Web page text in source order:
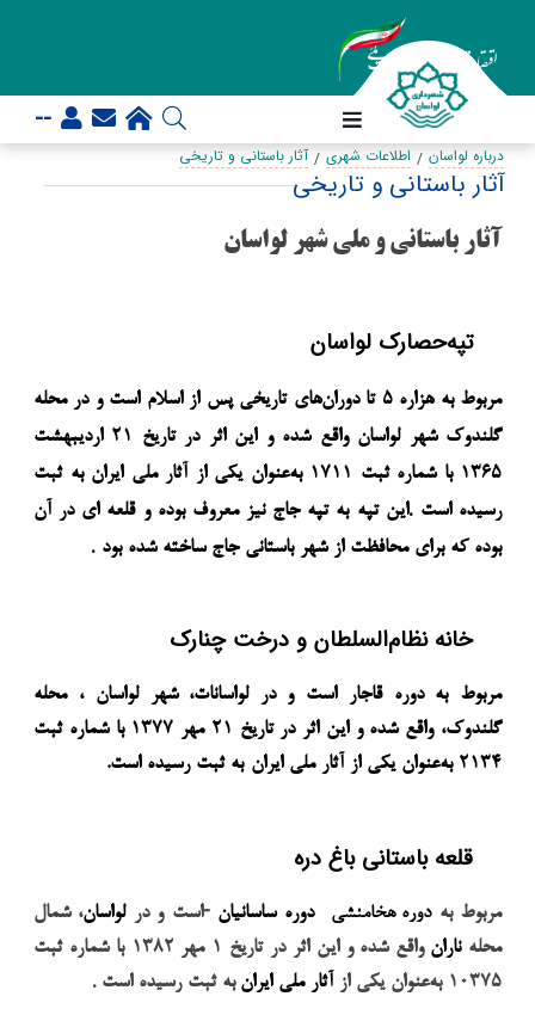
--
درباره لواسان اطلاعات شهری آثار باستانی و تاریخی
آثار باستانی و تاریخی
آثار باستانی و ملی شهر لواسان
تپه‌حصارک لواسان
مربوط به هزاره۵ تادوران‌های تاریخی پس از اسلام است و در محله
گلندوک شهرلواسان واقع شده و این اثر در تاریخ ۲۱ اردیبهشت
۱۳۶۵ با شماره ثبت ۱۷۱۱ به‌عنوان یکی از آثار ملی ایران به ثبت
رسیده است .این تپه به تپهجاج نیز معروف بوده و قلعه ای در آن
بوده که برای محافظت از شهر باستانیجاج ساخته شده بود .
خانه نظام‌السلطان و درخت چنارک
مربوط بهدوره قاجار است و درلواسانات، شهرلواسان
، محله
گلندوک، واقع شده و این اثر در تاریخ ۲۱ مهر ۱۳۷۷ با شماره ثبت
۲۱۳۴ به‌عنوان یکی از آثار ملی ایران به ثبت رسیده است.
قلعه باستانی باغ دره
مربوط بهدوره هخامنشی - دوره ساسانیان است و درلواسان، شمال
محلهناران واقع شده و این اثر در تاریخ ۱ مهر ۱۳۸۲ با شماره ثبت
۱۰۳۷۵ به‌عنوان یکی از آثار ملی ایران به ثبت رسیده است .